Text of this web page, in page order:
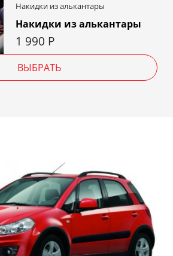
Накидки из алькантары
Накидки из алькантары
1 990 Р
ВЫБРАТЬ